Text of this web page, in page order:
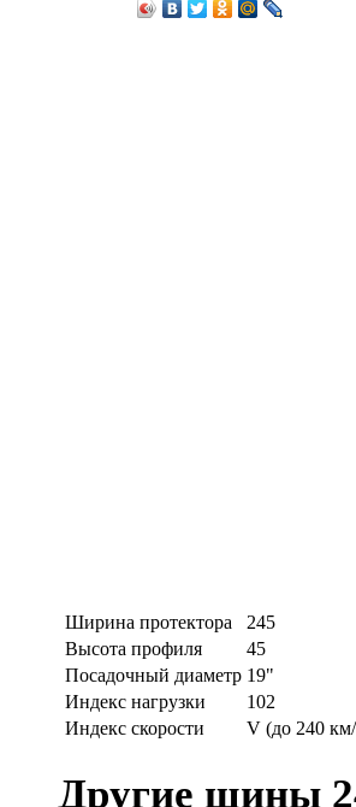
Ширина протектора
245
Высота профиля
45
Посадочный диаметр 19"
Индекс нагрузки
102
Индекс скорости
V (до 240
Другие шины